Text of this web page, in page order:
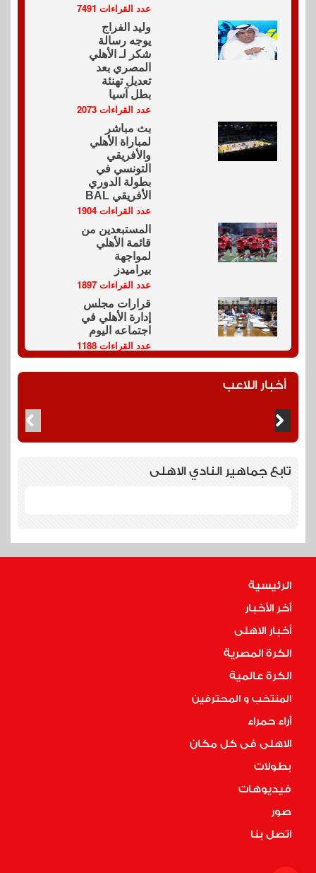
عدد القراءات 7491
وليد الفراج
يوجه رسالة
شكر لـ الأهلي
المصري بعد
تعديل تهنئة
بطل آسيا
عدد القراءات 2073
بث مباشر
لمباراة الأهلي
والأفريقي
التونسي في
بطولة الدوري
الأفريقي BAL
عدد القراءات 1904
المستبعدين من
قائمة الأهلي
لمواجهة
بيراميدز
عدد القراءات 1897
قرارات مجلس
إدارة الأهلي في
اجتماعه اليوم
عدد القراءات 1188
أخبار اللاعب
تابع جماهير النادي الاهلى
الرئيسية
أخر الأخبار
أخبار الاهلى
الكرة المصرية
الكرة عالمية
المنتخب و المحترفين
أراء حمراء
الاهلى فى كل مكان
بطولات
فيديوهات
صور
اتصل بنا